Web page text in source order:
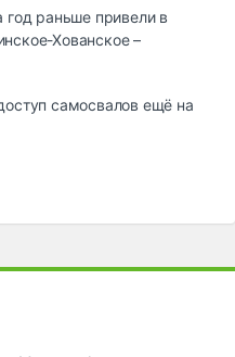
год раньше привели в
Хованское –
самосвалов ещё на